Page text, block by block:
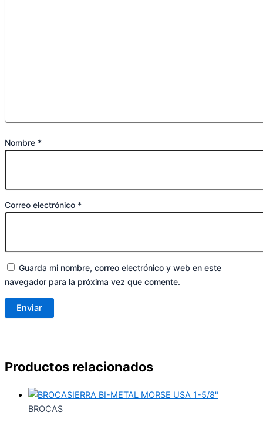
Nombre *
Correo electrónico *
Guarda mi nombre, correo electrónico y web en este
navegador para la próxima vez que comente.
Productos relacionados
BROCAS